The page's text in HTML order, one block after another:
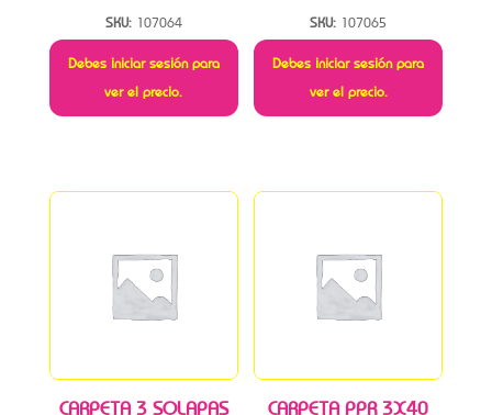
SKU: 107064
Debes iniciar sesión para
ver el precio.
SKU: 107065
Debes iniciar sesión para
ver el precio.
CARPETA 3 SOLAPAS
CARPETA PPR 3X40